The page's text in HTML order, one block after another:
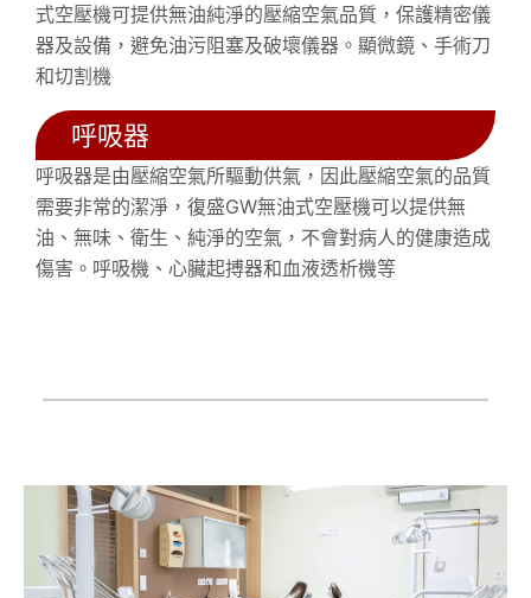
式空壓機可提供無油純淨的壓縮空氣品質，保護精密儀
器及設備，避免油污阻塞及破壞儀器。顯微鏡、手術刀
和切割機
呼吸器
呼吸器是由壓縮空氣所驅動供氣，因此壓縮空氣的品質
需要非常的潔淨，復盛GW無油式空壓機可以提供無
油、無味、衛生、純淨的空氣，不會對病人的健康造成
傷害。呼吸機、心臟起搏器和血液透析機等